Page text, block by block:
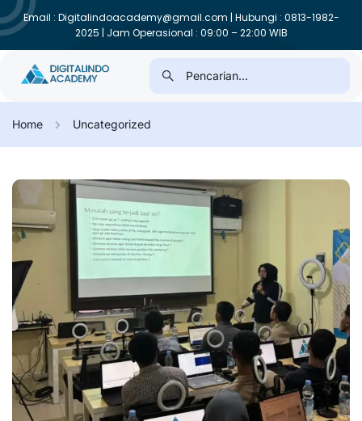
Email : Digitalindoacademy@gmail.com | Hubungi : 0813-1982-
2025 | Jam Operasional : 09:00 – 22:00 WIB
Home Uncategorized